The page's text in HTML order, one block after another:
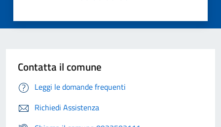
Contatta il comune
Leggi le domande frequenti
Richiedi Assistenza